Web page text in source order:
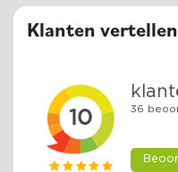
Klanten vertellen